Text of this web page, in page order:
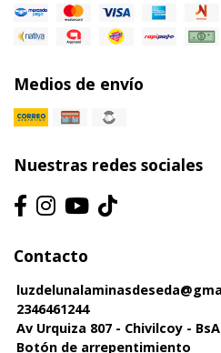
Medios de envío
Nuestras redes sociales
Contacto
2346461244
Av Urquiza 807 - Chivilcoy -
Botón de arrepentimiento